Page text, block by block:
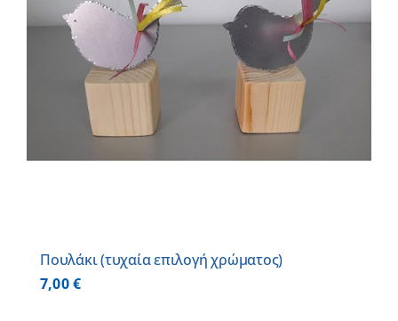
Πουλάκι (τυχαία επιλογή χρώματος)
7,00€